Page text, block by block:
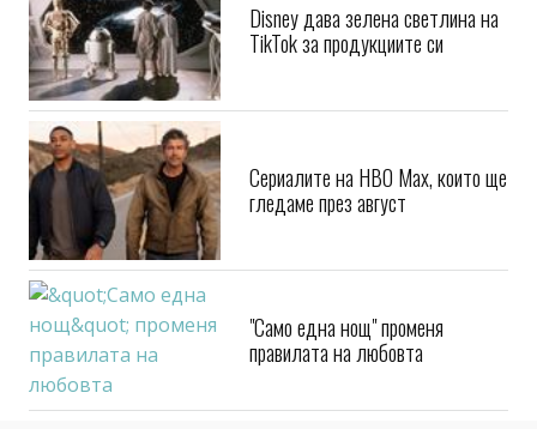
Disney дава зелена светлина на
TikTok за продукциите си
Сериалите на HBO Max, които ще
гледаме през август
"Само една нощ" променя
правилата на любовта